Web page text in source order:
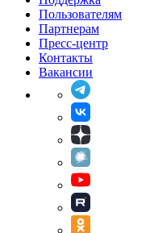
Пользователям
Партнерам
Пресс-центр
Контакты
Вакансии